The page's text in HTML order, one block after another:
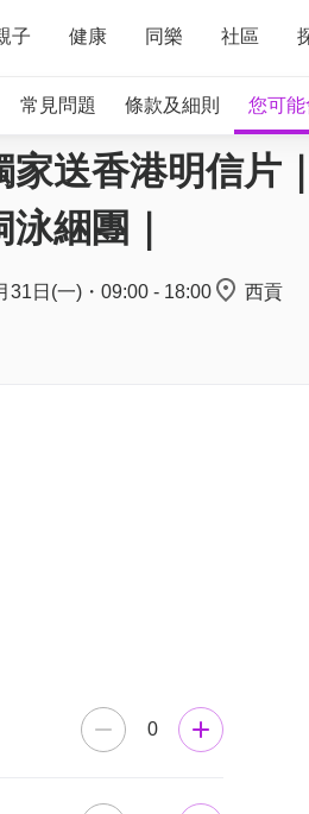
子 健康 同樂 社區
常見問題 條款及細則 您可
送香港明信片
綑團｜
31日(一) ・ 09:00 - 18:00 西貢
0